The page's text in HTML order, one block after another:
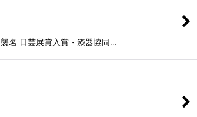
日芸展賞入賞・漆器協同…